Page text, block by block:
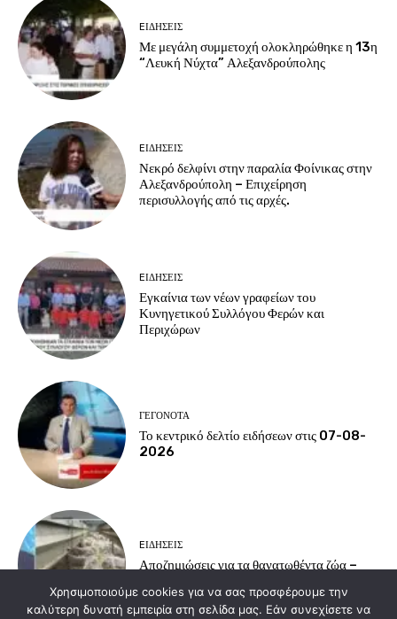
EΙΔΗΣΕΙΣ
Με μεγάλη συμμετοχή ολοκληρώθηκε η 13η
“Λευκή Νύχτα” Αλεξανδρούπολης
EΙΔΗΣΕΙΣ
Νεκρό δελφίνι στην παραλία Φοίνικας στην
Αλεξανδρούπολη – Επιχείρηση
περισυλλογής από τις αρχές.
EΙΔΗΣΕΙΣ
Εγκαίνια των νέων γραφείων του
Κυνηγετικού Συλλόγου Φερών και
Περιχώρων
ΓΕΓΟΝΟΤΑ
Το κεντρικό δελτίο ειδήσεων στις 07-08-
2026
EΙΔΗΣΕΙΣ
Αποζημιώσεις για τα θανατωθέντα ζώα –
Χρησιμοποιούμε cookies για να σας προσφέρουμε την
καλύτερη δυνατή εμπειρία στη σελίδα μας. Εάν συνεχίσετε να